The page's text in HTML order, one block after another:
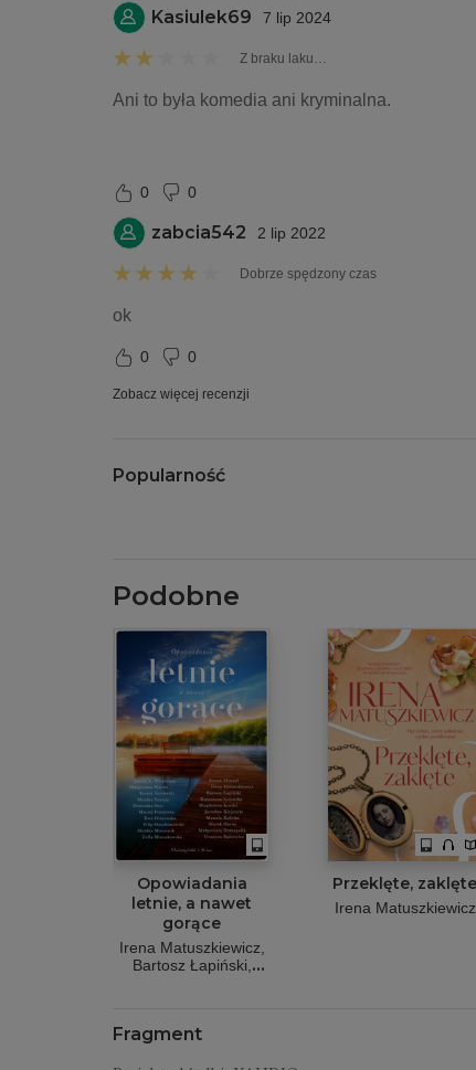
Kasiulek69 7 lip 2024
Z braku laku…
Ani to była komedia ani kryminalna.
0 0
zabcia542 2 lip 2022
Dobrze spędzony czas
ok
0 0
Zobacz więcej recenzji
Popularność
Podobne
gorące